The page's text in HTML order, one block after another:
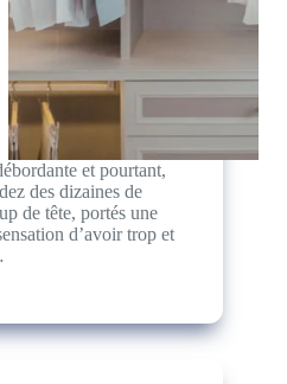
et pourtant,
des dizaines de
de tête, portés une
d’avoir trop et